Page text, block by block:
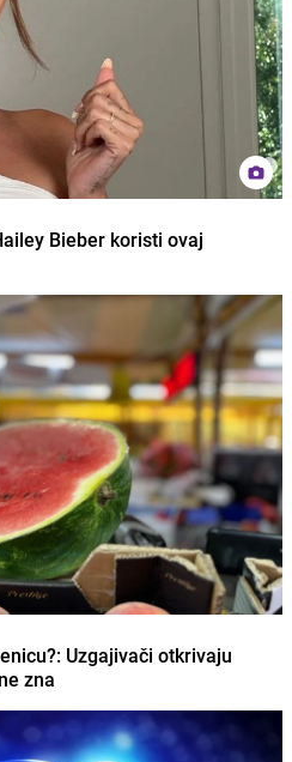
Bieber koristi ovaj
Uzgajivači otkrivaju
zna